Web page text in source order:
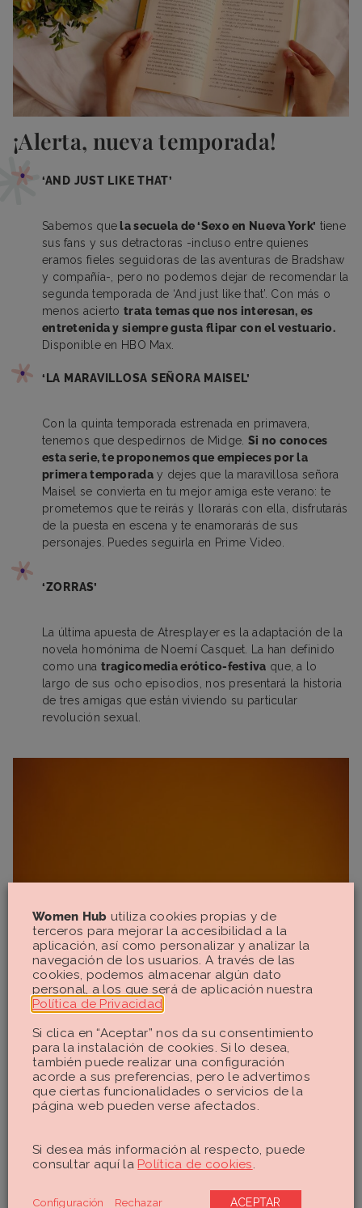
¡Alerta, nueva temporada!
‘AND JUST LIKE THAT’
Sabemos quela secuela de ‘Sexo en Nueva York’ tiene
sus fans y sus detractoras -incluso entre quienes
eramos fieles seguidoras de las aventuras de Bradshaw
y compañía-, pero no podemos dejar de recomendar la
segunda temporada de ‘And just like that’. Con más o
menos aciertotrata temas que nos interesan, es
entretenida y siempre gusta flipar con el vestuario.
Disponible en HBO Max.
‘LA MARAVILLOSA SEÑORA MAISEL’
Con la quinta temporada estrenada en primavera,
tenemos que despedirnos de Midge. Si no conoces
esta serie, te proponemos que empieces por la
primera temporaday dejes que la maravillosa señora
Maisel se convierta en tu mejor amiga este verano: te
prometemos que te reirás y llorarás con ella, disfrutarás
de la puesta en escena y te enamorarás de sus
personajes. Puedes seguirla en Prime Video.
‘ZORRAS’
La última apuesta de Atresplayer es la adaptación de la
novela homónima de Noemí Casquet. La han definido
como una tragicomedia erótico-festiva que, a lo
largo de sus ocho episodios, nos presentará la historia
de tres amigas que están viviendo su particular
revolución sexual.
Women Hub utiliza cookies propias y de
terceros para mejorar la accesibilidad a la
aplicación, así como personalizar y analizar la
navegación de los usuarios. A través de las
cookies, podemos almacenar algún dato
personal, a los que será de aplicación nuestra
Política de Privacidad
Si clica en “Aceptar” nos da su consentimiento
para la instalación de cookies. Si lo desea,
también puede realizar una configuración
acorde a sus preferencias, pero le advertimos
que ciertas funcionalidades o servicios de la
página web pueden verse afectados.
Si desea más información al respecto, puede
consultar aquí la Política de cookies.
Configuración Rechazar ACEPTAR